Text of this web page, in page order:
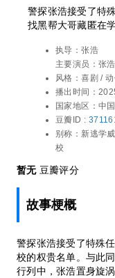
警探张浩接受了特
找黑帮大哥藏匿在
列中，张浩置身旋
笑皆非、哭笑不得
执导：张浩
主要演员： 张
号 / 刘萌萌 / 张
风格：喜剧 /
播出时间：
国家地区： 中
豆瓣ID :
别称： 新逃学
校
暂无豆瓣评分
故事梗概
警探张浩接受了特殊
校的权贵名单。与此
行列中，张浩置身旋